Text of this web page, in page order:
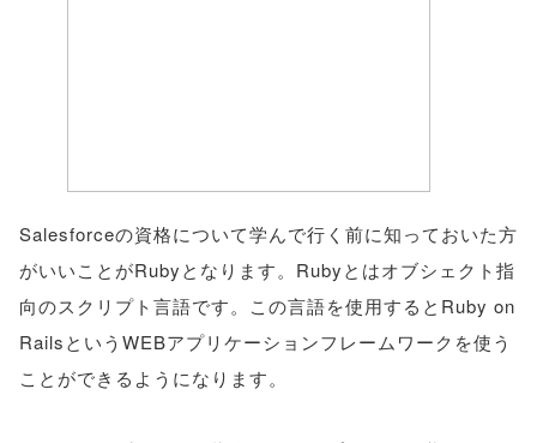
Salesforceの資格について学んで行く前に知っておいた方
がいいことがRubyとなります。Rubyとはオブシェクト指
向のスクリプト言語です。この言語を使用するとRuby on
RailsというWEBアプリケーションフレームワークを使う
ことができるようになります。